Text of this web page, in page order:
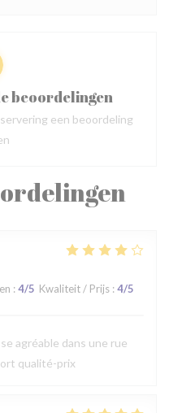
: 4/5 Kwaliteit / Prijs : 4/5
agréable dans une rue
qualité-prix
beoordelingen
een beoordeling